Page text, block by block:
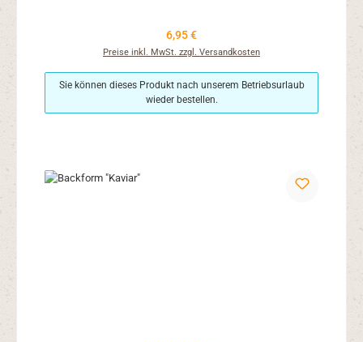
Regulärer Preis:
6,95 €
Preise inkl. MwSt. zzgl. Versandkosten
Sie können dieses Produkt nach unserem Betriebsurlaub
wieder bestellen.